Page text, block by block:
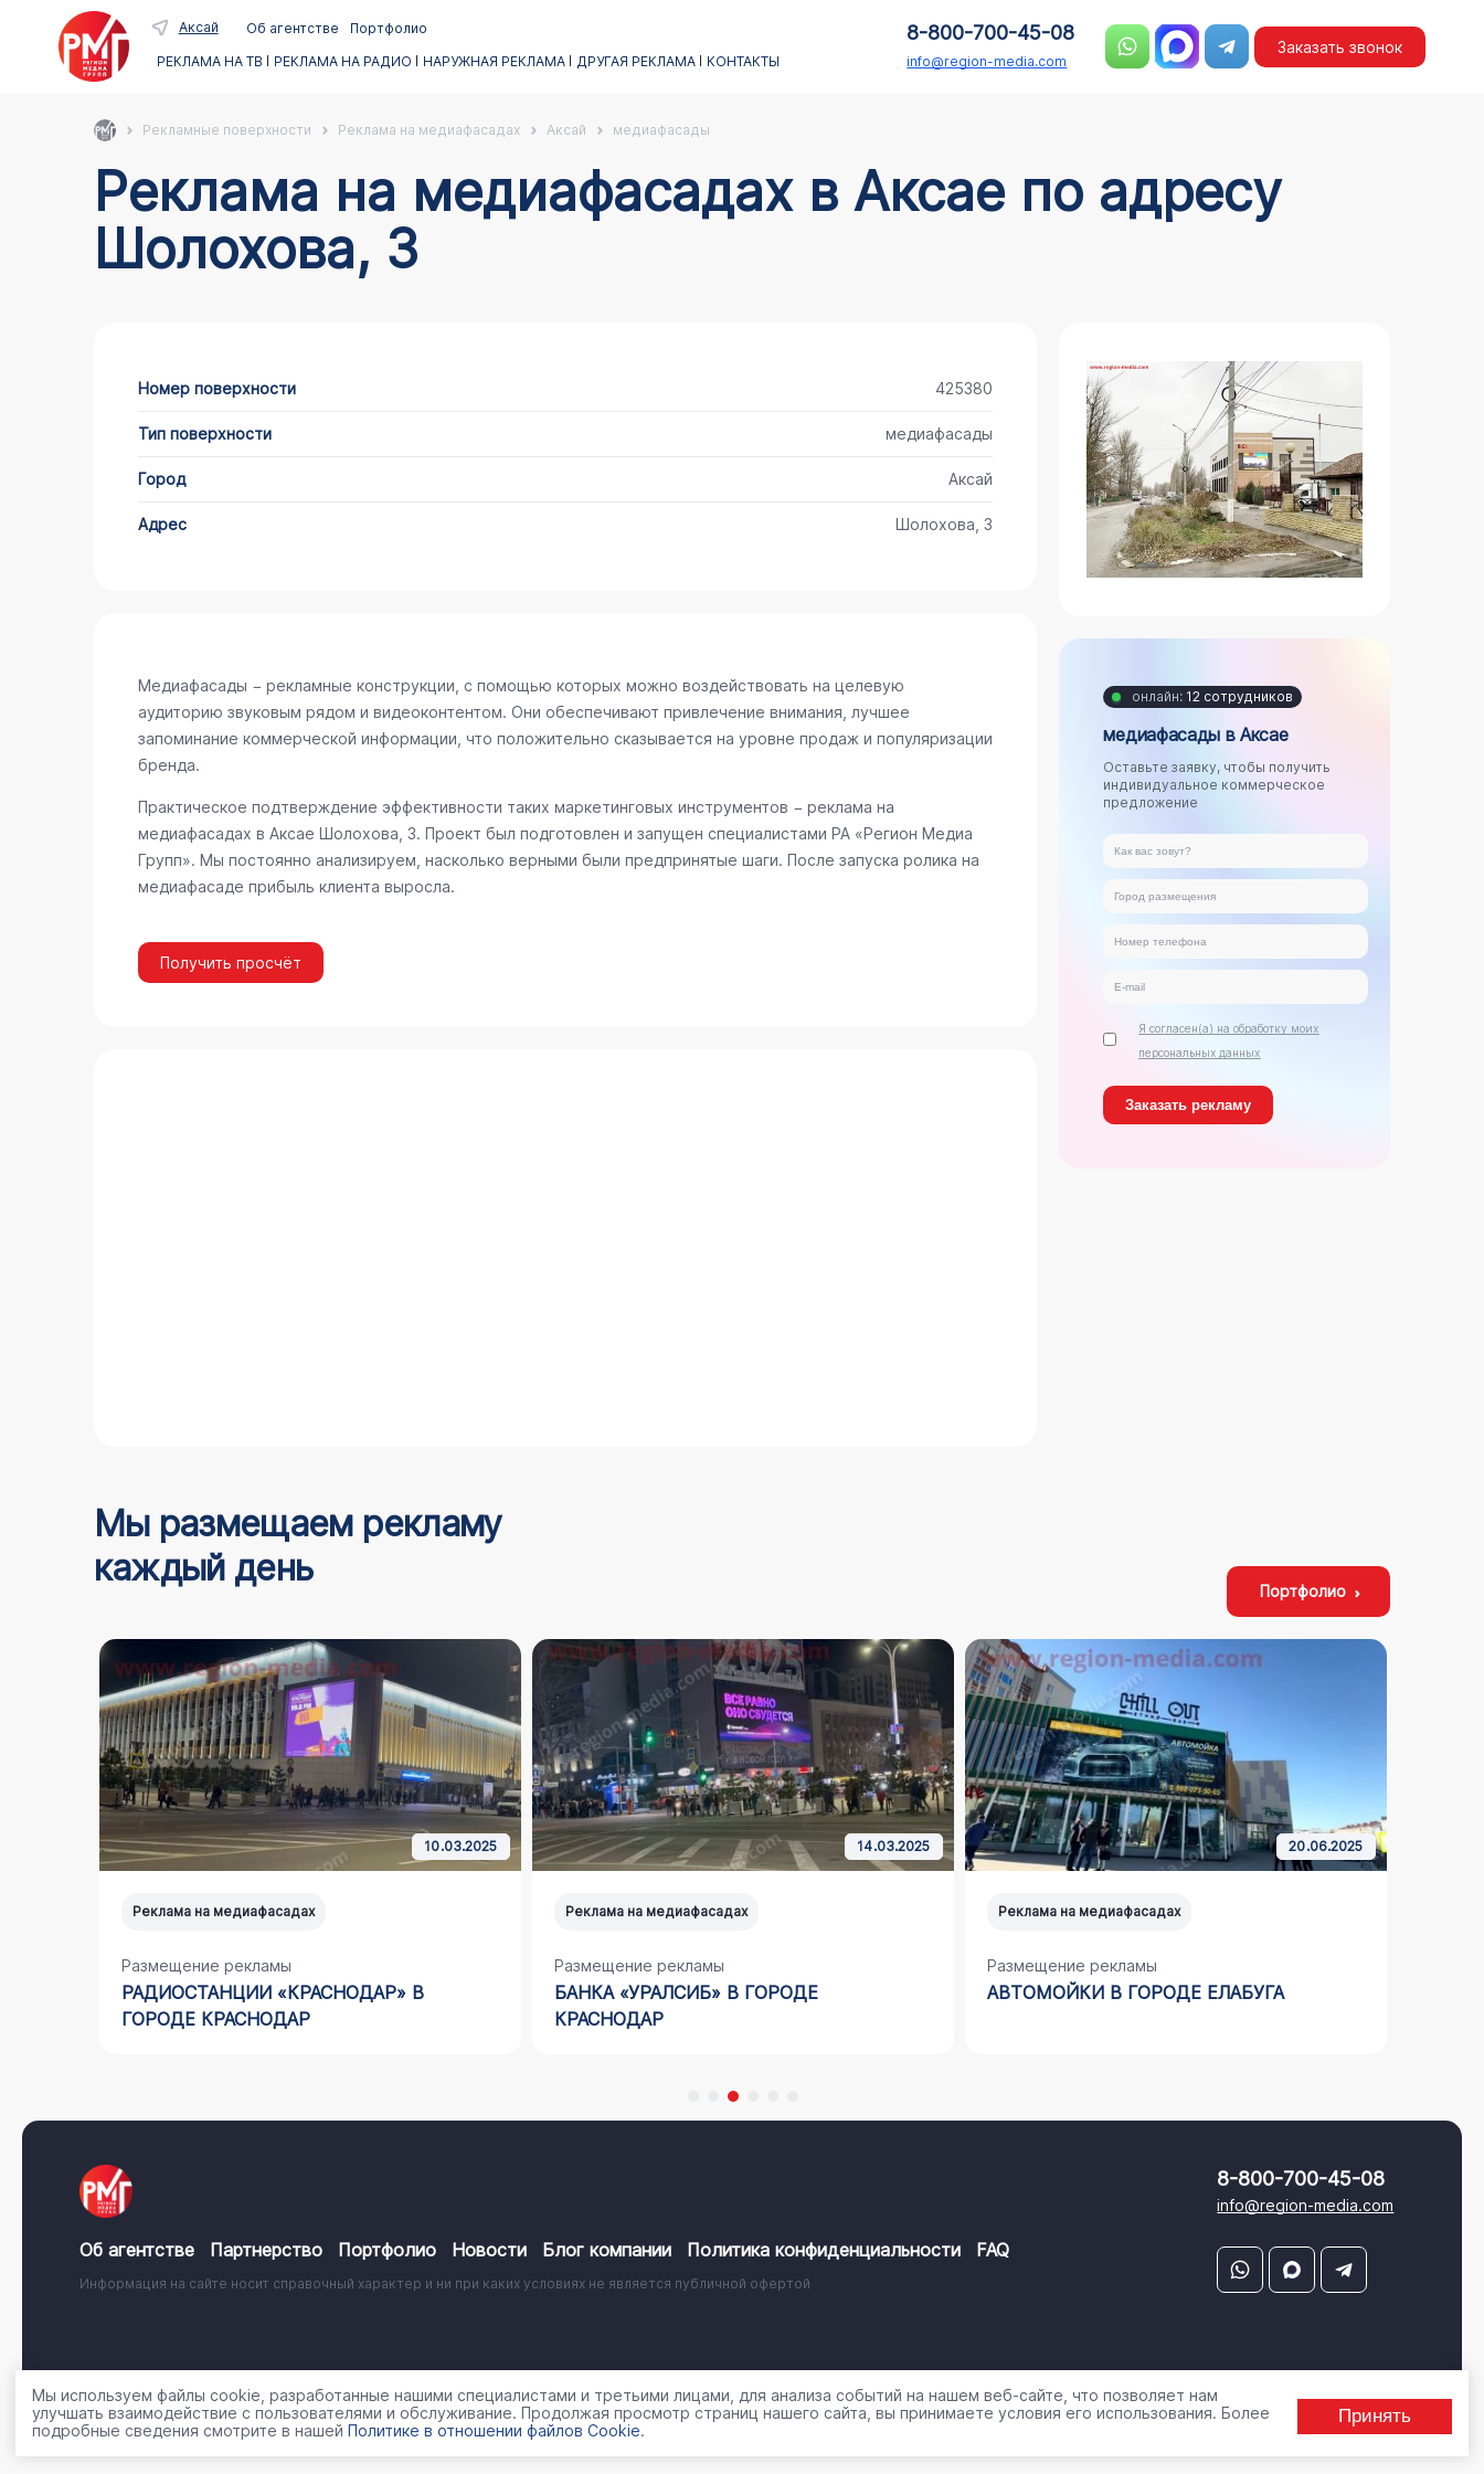
Аксай Об агентстве
Портфолио
РЕКЛАМА НА ТВ
РЕКЛАМА НА РАДИО НАРУЖНАЯ РЕКЛАМА ДРУГАЯ РЕКЛАМА КОНТАКТЫ
8-800-700-45-08
info@region-media.com
Заказать звонок
Рекламные поверхности Реклама на медиафасадах Аксай медиафасады
Реклама на медиафасадах в Аксае по адресу
Шолохова, 3
Номер поверхности 425380
Тип поверхности медиафасады
Город Аксай
Адрес Шолохова, 3
Медиафасады − рекламные конструкции, с помощью которых можно воздействовать на целевую
аудиторию звуковым рядом и видеоконтентом. Они обеспечивают привлечение внимания, лучшее
запоминание коммерческой информации, что положительно сказывается на уровне продаж и популяризации
бренда.
Практическое подтверждение эффективности таких маркетинговых инструментов − реклама на
медиафасадах в Аксае Шолохова, 3. Проект был подготовлен и запущен специалистами РА «Регион Медиа
Групп». Мы постоянно анализируем, насколько верными были предпринятые шаги. После запуска ролика на
медиафасаде прибыль клиента выросла.
Получить просчёт
онлайн: 12 сотрудников
медиафасады в Аксае
Оставьте заявку, чтобы получить
индивидуальное коммерческое
предложение
Я согласен(а) на обработку моих
персональных данных
Мы размещаем рекламу
каждый день
Портфолио
10.03.2025
Реклама на медиафасадах
Размещение рекламы
РАДИОСТАНЦИИ «КРАСНОДАР» В
ГОРОДЕ КРАСНОДАР
14.03.2025
Реклама на медиафасадах
Размещение рекламы
БАНКА «УРАЛСИБ» В ГОРОДЕ
КРАСНОДАР
20.06.2025
Реклама на медиафасадах
Размещение рекламы
АВТОМОЙКИ В ГОРОДЕ ЕЛАБУГА
8-800-700-45-08
info@region-media.com
Об агентстве Партнерство Портфолио Новости Блог компании Политика конфиденциальности FAQ
Информация на сайте носит справочный характер и ни при каких условиях не является публичной офертой
© 2001 - 2026, ООО «Регион Медиа Групп» Политика обработки персональных данных
Мы используем файлы cookie, разработанные нашими специалистами и третьими лицами, для анализа событий на нашем веб-сайте, что позволяет нам
улучшать взаимодействие с пользователями и обслуживание. Продолжая просмотр страниц нашего сайта, вы принимаете условия его использования. Более
подробные сведения смотрите в нашей Политике в отношении файлов Cookie.
Принять